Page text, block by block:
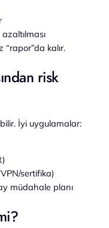
“rapor”da kalır.
risk
İyi uygulamalar:
sertifika)
müdahale planı